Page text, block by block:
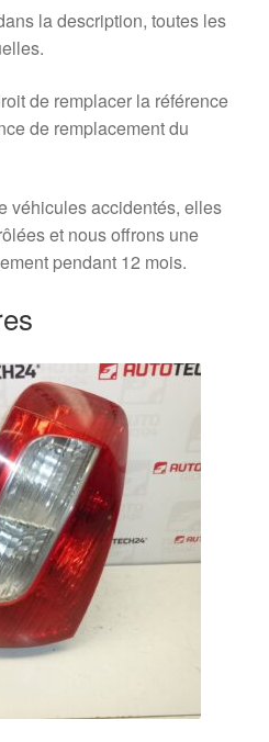
la description, toutes les
de remplacer la référence
de remplacement du
véhicules accidentés, elles
et nous offrons une
pendant 12 mois.